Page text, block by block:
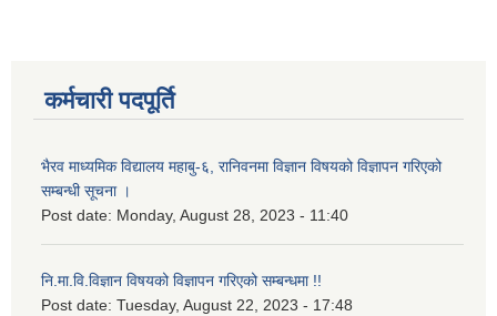
कर्मचारी पदपूर्ति
भैरव माध्यमिक विद्यालय महाबु-६, रानिवनमा विज्ञान विषयको विज्ञापन गरिएको
सम्बन्धी सूचना ।
Post date: Monday, August 28, 2023 - 11:40
नि.मा.वि.विज्ञान विषयको विज्ञापन गरिएको सम्बन्धमा !!
Post date: Tuesday, August 22, 2023 - 17:48